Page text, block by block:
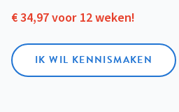
€ 34,97 voor 12 weken!
IK WIL KENNISMAKEN